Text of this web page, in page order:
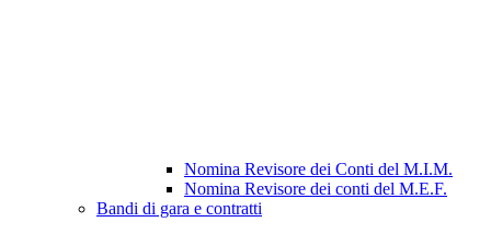
Nomina Revisore dei Conti del M.I.M.
Nomina Revisore dei conti del M.E.F.
Bandi di gara e contratti